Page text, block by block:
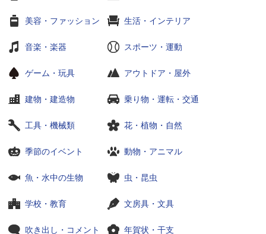
美容・ファッション 生活・インテリア
音楽・楽器 スポーツ・運動
ゲーム・玩具 アウトドア・屋外
建物・建造物 乗り物・運転・交通
工具・機械類 花・植物・自然
季節のイベント 動物・アニマル
魚・水中の生物 虫・昆虫
学校・教育 文房具・文具
吹き出し・コメント 年賀状・干支